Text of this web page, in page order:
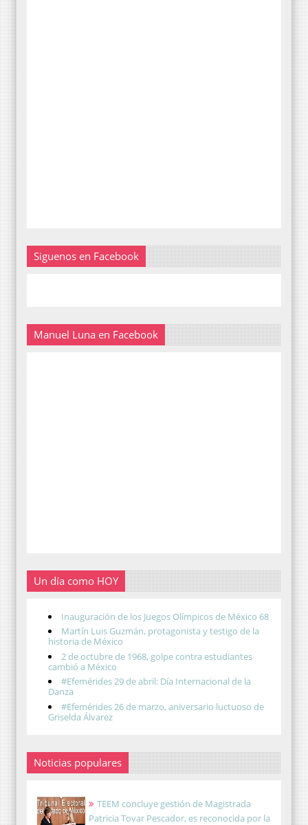
Siguenos en Facebook
Manuel Luna en Facebook
Un día como HOY
Inauguración de los Juegos Olímpicos de México 68
Martín Luis Guzmán, protagonista y testigo de la
historia de México
2 de octubre de 1968, golpe contra estudiantes
cambió a México
#Efemérides 29 de abril: Día Internacional de la
Danza
#Efemérides 26 de marzo, aniversario luctuoso de
Griselda Álvarez
Noticias populares
TEEM concluye gestión de Magistrada
Patricia Tovar Pescador, es reconocida por la